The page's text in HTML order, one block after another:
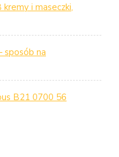
i maseczki,
na
B21 0700 56